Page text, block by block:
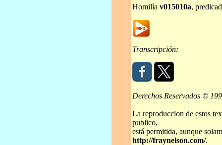
Homilía v015010a,
Transcripción:
Derechos Reservados ©
La reproduccion de estos
publico,
está permitida, aunque
http://fraynelson.com/.